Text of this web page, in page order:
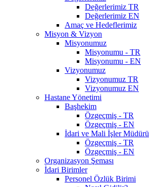
Değerlerimiz TR
Değerlerimiz EN
Amaç ve Hedeflerimiz
Misyon & Vizyon
Misyonumuz
Misyonumu - TR
Misyonumu - EN
Vizyonumuz
Vizyonumuz TR
Vizyonumuz EN
Hastane Yönetimi
Başhekim
Özgeçmiş - TR
Özgeçmiş - EN
İdari ve Mali İşler Müdürü
Özgeçmiş - TR
Özgeçmiş - EN
Organizasyon Şeması
İdari Birimler
Personel Özlük Birimi